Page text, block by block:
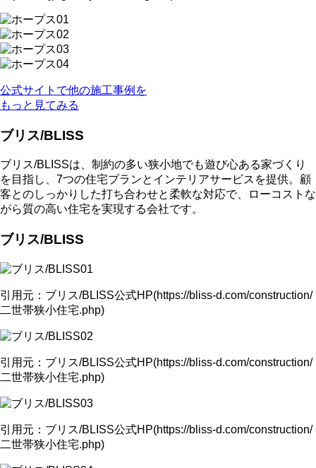
公式サイトで他の施工事例を
もっと見てみる
ブリス/BLISS
ブリス/BLISSは、制約の多い狭小地でも遊び心ある家づくり
を目指し、7つの住宅プランとインテリアサービスを提供。顧
客とのしっかりした打ち合わせと柔軟な対応で、ローコストな
がら質の高い住宅を実現する会社です。
ブリス/BLISS
引用元：ブリス/BLISS公式HP(https://bliss-d.com/construction/
二世帯狭小住宅.php)
引用元：ブリス/BLISS公式HP(https://bliss-d.com/construction/
二世帯狭小住宅.php)
引用元：ブリス/BLISS公式HP(https://bliss-d.com/construction/
二世帯狭小住宅.php)